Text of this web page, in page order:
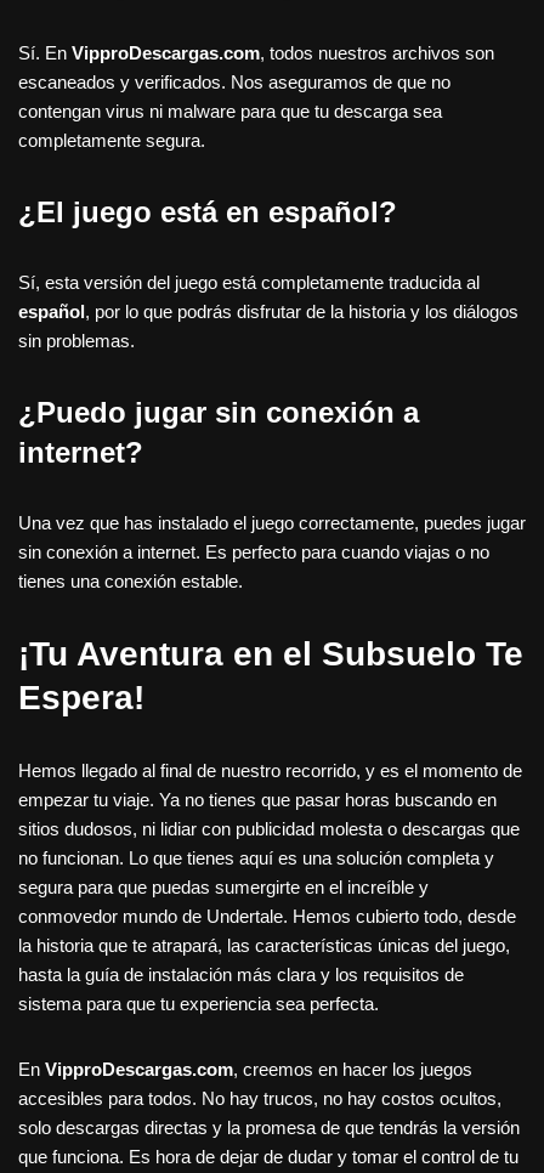
Sí. En VipproDescargas.com, todos nuestros archivos son
escaneados y verificados. Nos aseguramos de que no
contengan virus ni malware para que tu descarga sea
completamente segura.
¿El juego está en español?
Sí, esta versión del juego está completamente traducida al
español, por lo que podrás disfrutar de la historia y los diálogos
sin problemas.
¿Puedo jugar sin conexión a
internet?
Una vez que has instalado el juego correctamente, puedes jugar
sin conexión a internet. Es perfecto para cuando viajas o no
tienes una conexión estable.
¡Tu Aventura en el Subsuelo Te
Espera!
Hemos llegado al final de nuestro recorrido, y es el momento de
empezar tu viaje. Ya no tienes que pasar horas buscando en
sitios dudosos, ni lidiar con publicidad molesta o descargas que
no funcionan. Lo que tienes aquí es una solución completa y
segura para que puedas sumergirte en el increíble y
conmovedor mundo de Undertale. Hemos cubierto todo, desde
la historia que te atrapará, las características únicas del juego,
hasta la guía de instalación más clara y los requisitos de
sistema para que tu experiencia sea perfecta.
En VipproDescargas.com, creemos en hacer los juegos
accesibles para todos. No hay trucos, no hay costos ocultos,
solo descargas directas y la promesa de que tendrás la versión
que funciona. Es hora de dejar de dudar y tomar el control de tu